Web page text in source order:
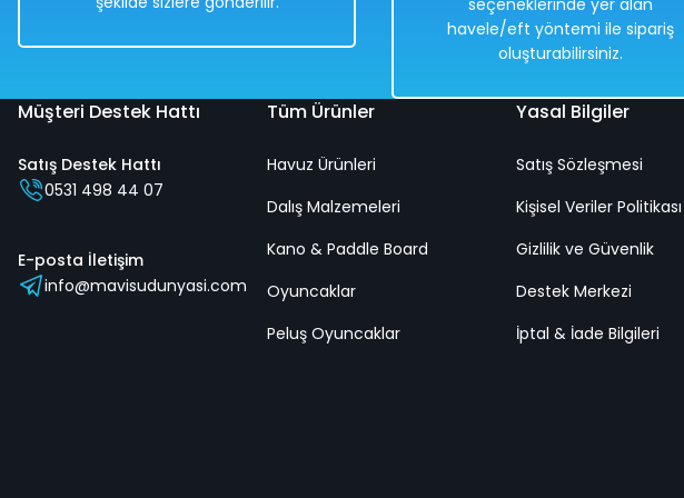
Kargo
Hızlı
Teslimat
1967 Chevrolet Camaro SS 396 1:18 Ölçekli Klasik Araba Kırmızı Renkli 25 Cm
%50
8.838,00 TL
seçeneklerinde yer alan
havele/eft yöntemi ile sipariş
oluşturabilirsiniz.
Müşteri Destek Hattı
Satış Destek Hattı
0531 498 44 07
E-posta İletişim
info@mavisudunyasi.com
Tüm Ürünler
Havuz Ürünleri
Dalış Malzemeleri
Kano & Paddle Board
Oyuncaklar
Peluş Oyuncaklar
Yasal Bilgiler
Satış Sözleşmesi
Kişisel Veriler Politikası
Gizlilik ve Güvenlik
Destek Merkezi
İptal & İade Bilgileri